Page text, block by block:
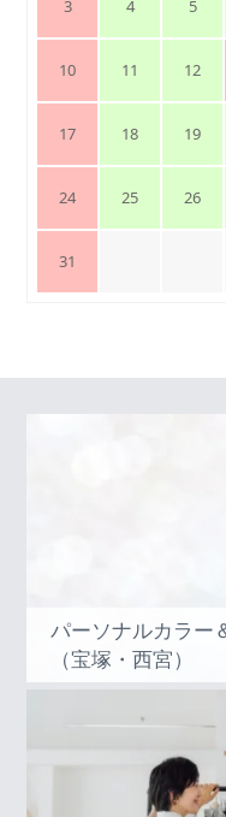
3 4 5
10 11 12
17 18 19
24 25 26
31
パーソナルカラー
（宝塚・西宮）